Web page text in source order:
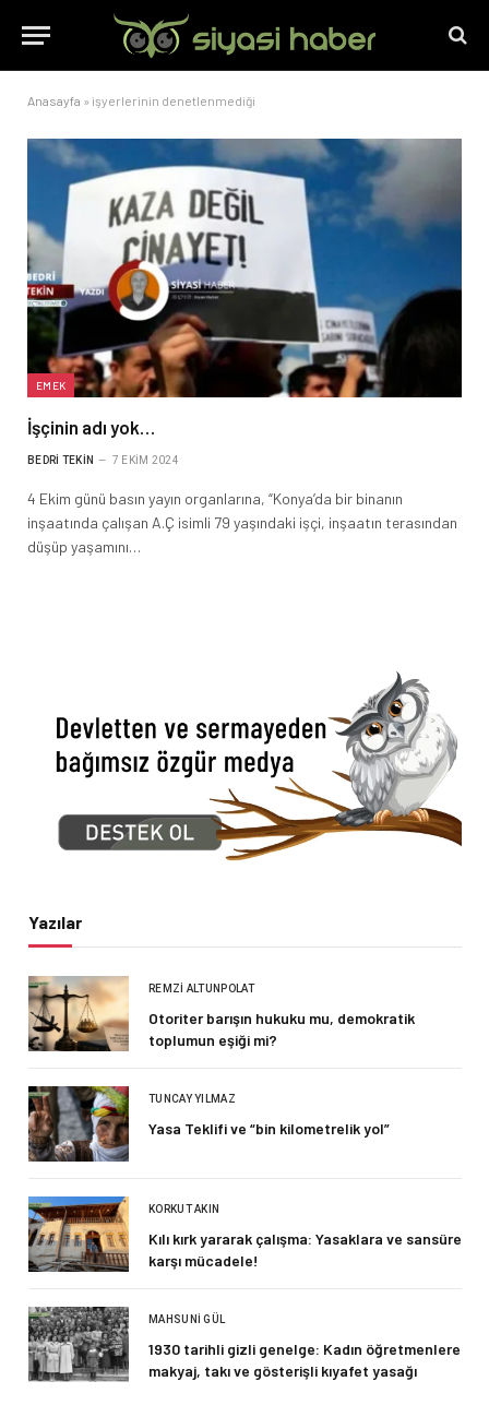
Anasayfa » işyerlerinin denetlenmediği
EMEK
İşçinin adı yok…
BEDRI TEKIN 7 EKIM 2024
4 Ekim günü basın yayın organlarına, “Konya’da bir binanın
inşaatında çalışan A.Ç isimli 79 yaşındaki işçi, inşaatın terasından
düşüp yaşamını…
Yazılar
REMZI ALTUNPOLAT
Otoriter barışın hukuku mu, demokratik
toplumun eşiği mi?
TUNCAY YILMAZ
Yasa Teklifi ve “bin kilometrelik yol”
KORKUT AKIN
Kılı kırk yararak çalışma: Yasaklara ve sansüre
karşı mücadele!
MAHSUNI GÜL
1930 tarihli gizli genelge: Kadın öğretmenlere
makyaj, takı ve gösterişli kıyafet yasağı